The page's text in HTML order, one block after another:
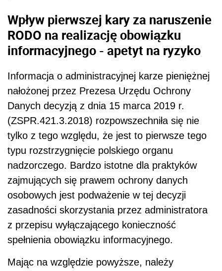
Wpływ pierwszej kary za naruszenie
RODO na realizację obowiązku
informacyjnego - apetyt na ryzyko
Informacja o administracyjnej karze pieniężnej
nałożonej przez Prezesa Urzędu Ochrony
Danych decyzją z dnia 15 marca 2019 r.
(ZSPR.421.3.2018) rozpowszechniła się nie
tylko z tego względu, że jest to pierwsze tego
typu rozstrzygnięcie polskiego organu
nadzorczego. Bardzo istotne dla praktyków
zajmujących się prawem ochrony danych
osobowych jest podważenie w tej decyzji
zasadności skorzystania przez administratora
z przepisu wyłączającego konieczność
spełnienia obowiązku informacyjnego.
Mając na względzie powyższe, należy